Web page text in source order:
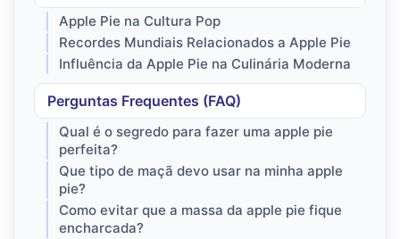
Apple Pie na Cultura Pop
Recordes Mundiais Relacionados a Apple Pie
Influência da Apple Pie na Culinária Moderna
Perguntas Frequentes (FAQ)
Qual é o segredo para fazer uma apple pie
perfeita?
Que tipo de maçã devo usar na minha apple
pie?
Como evitar que a massa da apple pie fique
encharcada?